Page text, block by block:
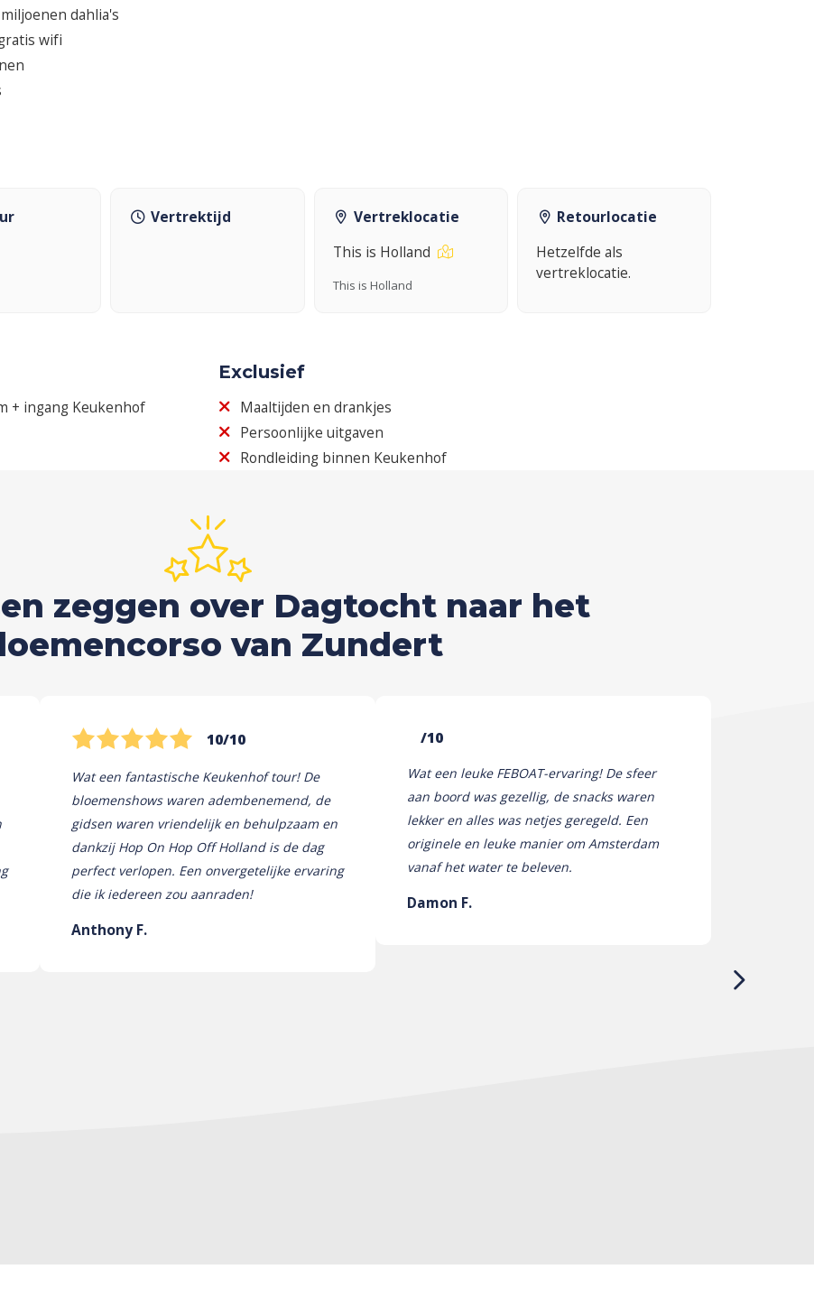
dahlia's
wifi
Vertrektijd
Vertreklocatie
This is Holland
This is Holland
Retourlocatie
Hetzelfde als
vertreklocatie.
+ ingang Keukenhof
Exclusief
Maaltijden en drankjes
Persoonlijke uitgaven
Rondleiding binnen Keukenhof
zeggen over Dagtocht naar het
van Zundert
10/10
Wat een fantastische Keukenhof tour! De
bloemenshows waren adembenemend, de
gidsen waren vriendelijk en behulpzaam en
dankzij Hop On Hop Off Holland is de dag
perfect verlopen. Een onvergetelijke ervaring
die ik iedereen zou aanraden!
Anthony F.
/10
Wat een leuke FEBOAT-ervaring! De sfeer
aan boord was gezellig, de snacks waren
lekker en alles was netjes geregeld. Een
originele en leuke manier om Amsterdam
vanaf het water te beleven.
Damon F.